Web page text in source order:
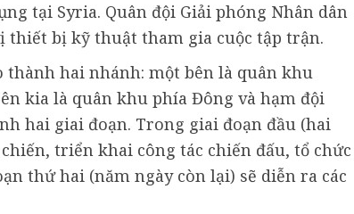
tại Syria. Quân đội Giải phóng Nhân dân
thiết bị kỹ thuật tham gia cuộc tập trận.
thành hai nhánh: một bên là quân khu
kia là quân khu phía Đông và hạm đội
hai giai đoạn. Trong giai đoạn đầu (hai
triển khai công tác chiến đấu, tổ chức
thứ hai (năm ngày còn lại) sẽ diễn ra các